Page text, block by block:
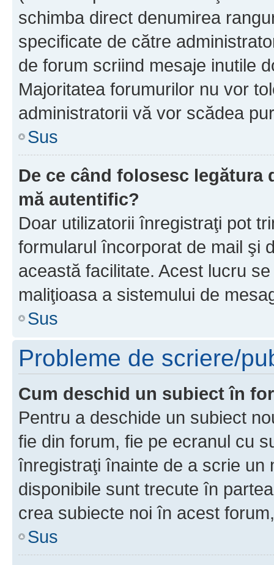
schimba direct denumirea
specificate de către
de forum scriind mesaje inutile
Majoritatea forumurilor nu vor
administratorii vă vor scădea
Sus
De ce când folosesc
mă autentific?
Doar utilizatorii înregistraţi pot
formularul încorporat de mail şi
această facilitate. Acest lucru
maliţioasa a sistemului de
Sus
Probleme de scriere/
Cum deschid un subiect în
Pentru a deschide un subiect
fie din forum, fie pe ecranul cu
înregistraţi înainte de a scrie un
disponibile sunt trecute în
crea subiecte noi în acest
Sus